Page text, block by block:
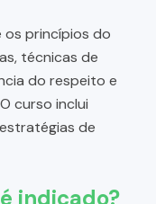
princípios do
técnicas de
do respeito e
curso inclui
de
indicado?